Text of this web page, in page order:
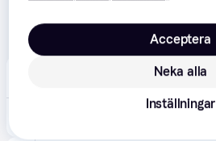
(108)
Neka alla
Acceptera
Inställningar